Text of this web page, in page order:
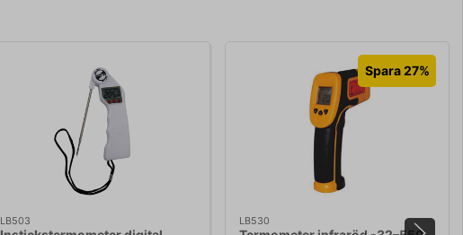
LB503
Spara 27%
LB530